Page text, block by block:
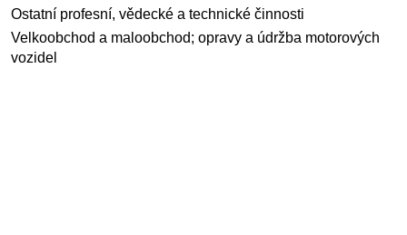
Ostatní profesní, vědecké a technické činnosti
Velkoobchod a maloobchod; opravy a údržba motorových
vozidel